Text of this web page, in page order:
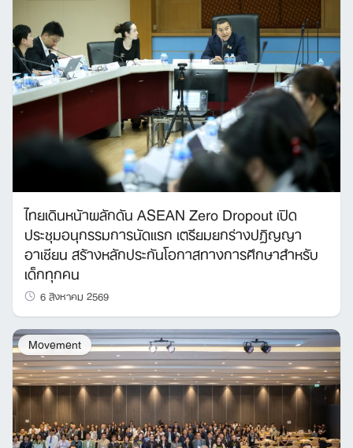
ไทยเดินหน้าผลักดัน ASEAN Zero Dropout เปิด
ประชุมอนุกรรมการนัดแรก เตรียมยกร่างปฏิญญา
อาเซียน สร้างหลักประกันโอกาสทางการศึกษาสำหรับ
เด็กทุกคน
6 สิงหาคม 2569
Movement